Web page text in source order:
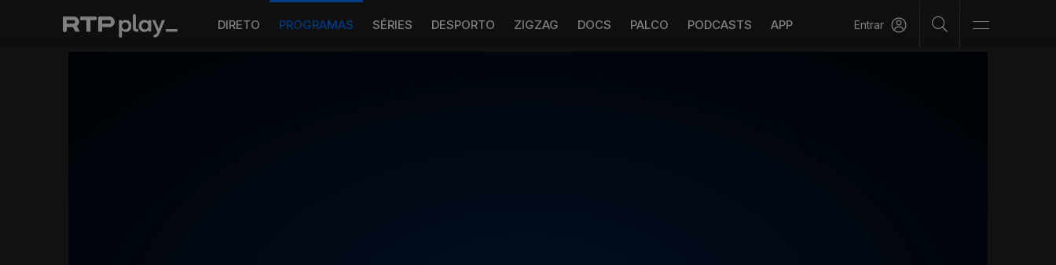
DIRETO PROGRAMAS SÉRIES DESPORTO ZIGZAG DOCS PALCO PODCASTS APP Entrar